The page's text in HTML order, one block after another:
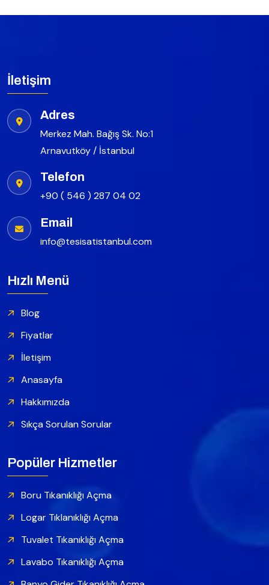
İletişim
Adres
Merkez Mah. Bağış Sk. No:1
Arnavutköy / İstanbul
Telefon
+90 ( 546 ) 287 04 02
Email
info@tesisatistanbul.com
Hızlı Menü
Blog
Fiyatlar
İletişim
Anasayfa
Hakkımızda
Sıkça Sorulan Sorular
Popüler Hizmetler
Boru Tıkanıklığı Açma
Logar Tıklanıklığı Açma
Tuvalet Tıkanıklığı Açma
Lavabo Tıkanıklığı Açma